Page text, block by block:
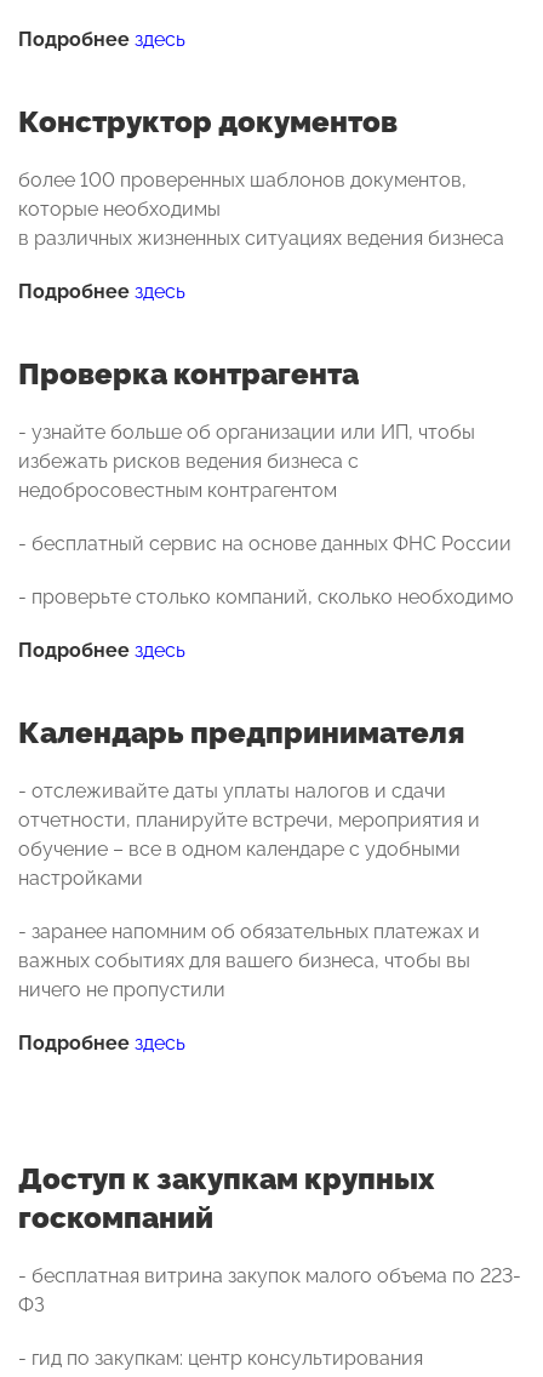
Подробнее здесь
Конструктор документов
более 100 проверенных шаблонов документов,
которые необходимы
в различных жизненных ситуациях ведения бизнеса
Подробнее здесь
Проверка контрагента
- узнайте больше об организации или ИП, чтобы
избежать рисков ведения бизнеса с
недобросовестным контрагентом
- бесплатный сервис на основе данных ФНС России
- проверьте столько компаний, сколько необходимо
Подробнее здесь
Календарь предпринимателя
- отслеживайте даты уплаты налогов и сдачи
отчетности, планируйте встречи, мероприятия и
обучение – все в одном календаре с удобными
настройками
- заранее напомним об обязательных платежах и
важных событиях для вашего бизнеса, чтобы вы
ничего не пропустили
Подробнее здесь
Доступ к закупкам крупных
госкомпаний
- бесплатная витрина закупок малого объема по 223-
ФЗ
- гид по закупкам: центр консультирования